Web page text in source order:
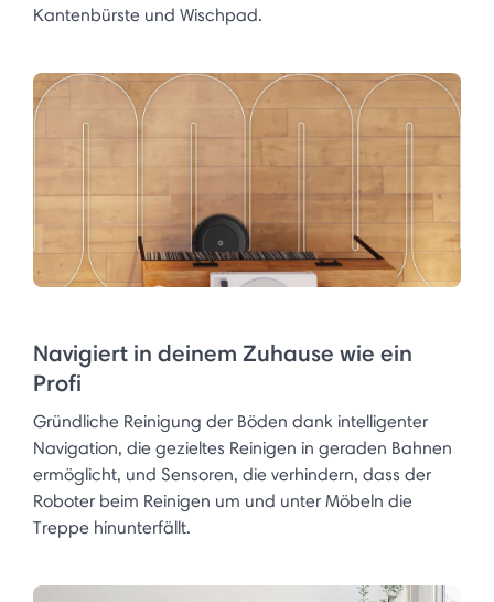
Kantenbürste und Wischpad.
Navigiert in deinem Zuhause wie ein
Profi​
Gründliche Reinigung der Böden dank intelligenter
Navigation, die gezieltes Reinigen in geraden Bahnen
ermöglicht, und Sensoren, die verhindern, dass der
Roboter beim Reinigen um und unter Möbeln die
Treppe hinunterfällt.